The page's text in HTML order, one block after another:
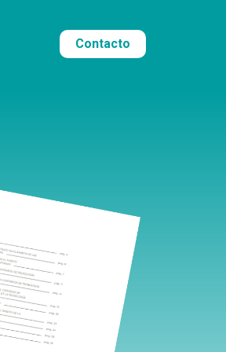
Contacto